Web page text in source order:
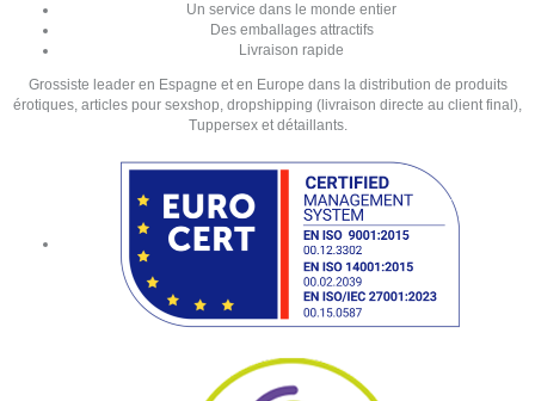
Un service dans le monde entier
Des emballages attractifs
Livraison rapide
Grossiste leader en Espagne et en Europe dans la distribution de produits
érotiques, articles pour sexshop, dropshipping (livraison directe au client final),
Tuppersex et détaillants.